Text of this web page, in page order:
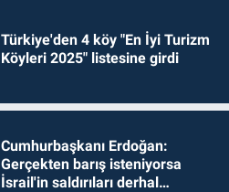
Türkiye'den 4 köy "En İyi Turizm
Köyleri 2025" listesine girdi
Cumhurbaşkanı Erdoğan:
Gerçekten barış isteniyorsa
İsrail'in saldırıları derhal